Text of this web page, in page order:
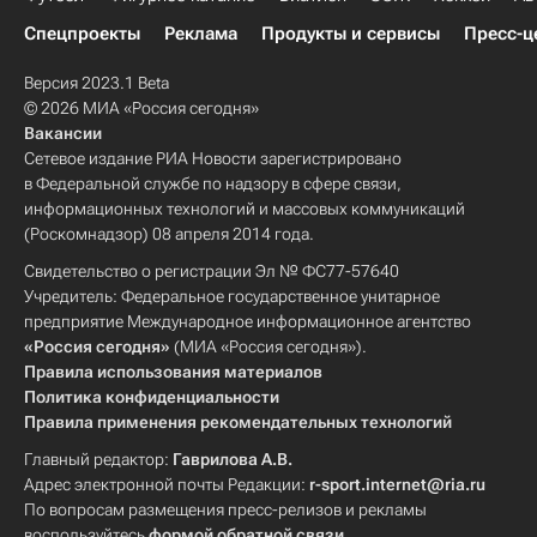
Спецпроекты
Реклама Продукты и сервисы Пресс-
Версия 2023.1 Beta
© 2026 МИА «Россия сегодня»
Вакансии
Сетевое издание РИА Новости зарегистрировано
в Федеральной службе по надзору в сфере связи,
информационных технологий и массовых коммуникаций
(Роскомнадзор) 08 апреля 2014 года.
Свидетельство о регистрации Эл № ФС77-57640
Учредитель: Федеральное государственное унитарное
предприятие Международное информационное агентство
«Россия сегодня» (МИА «Россия сегодня»).
Правила использования материалов
Политика конфиденциальности
Правила применения рекомендательных технологий
Главный редактор: Гаврилова А.В.
Адрес электронной почты Редакции: r-sport.internet@ria.ru
По вопросам размещения пресс-релизов и рекламы